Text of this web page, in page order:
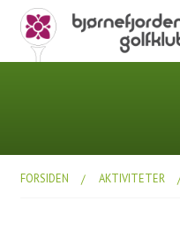
FORSIDEN AKTIVITETER